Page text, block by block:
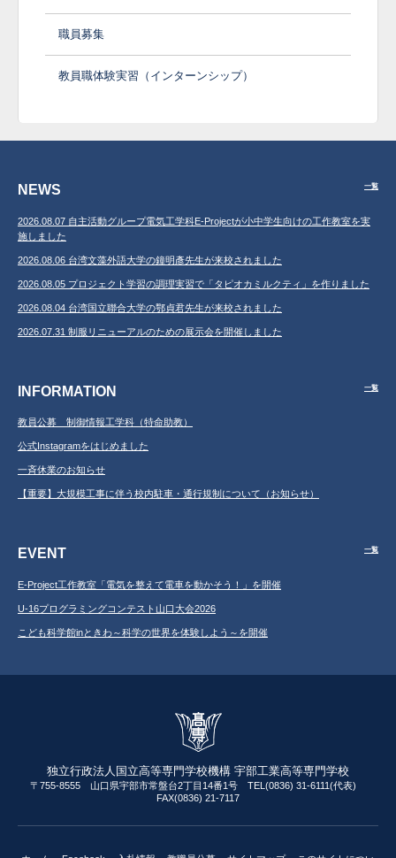
職員募集
教員職体験実習（インターンシップ）
NEWS 一覧
2026.08.07 自主活動グループ電気工学科E-Projectが小中学生向けの工作教室を実
施しました
2026.08.06 台湾文藻外語大学の鐘明彥先生が来校されました
2026.08.05 プロジェクト学習の調理実習で「タピオカミルクティ」を作りました
2026.08.04 台湾国立聯合大学の鄂貞君先生が来校されました
2026.07.31 制服リニューアルのための展示会を開催しました
INFORMATION 一覧
教員公募 制御情報工学科（特命助教）
公式Instagramをはじめました
一斉休業のお知らせ
【重要】大規模工事に伴う校内駐車・通行規制について（お知らせ）
EVENT 一覧
E-Project工作教室「電気を整えて電車を動かそう！」を開催
U-16プログラミングコンテスト山口大会2026
こども科学館inときわ～科学の世界を体験しよう～を開催
独立行政法人国立高等専門学校機構 宇部工業高等専門学校
〒755-8555 山口県宇部市常盤台2丁目14番1号 TEL(0836) 31-6111(代表)
FAX(0836) 21-7117